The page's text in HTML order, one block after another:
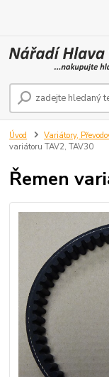
Úvod Variátory,
variátoru TAV2, TAV30
Řemen